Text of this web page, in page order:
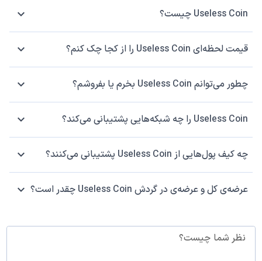
Useless Coin چیست؟
قیمت لحظه‌ای Useless Coin را از کجا چک کنم؟
چطور می‌توانم Useless Coin بخرم یا بفروشم؟
Useless Coin را چه شبکه‌هایی پشتیبانی می‌کند؟
چه کیف پول‌هایی از Useless Coin پشتیبانی می‌کنند؟
عرضه‌ی کل و عرضه‌ی در گردش Useless Coin چقدر است؟
نظر شما چیست؟